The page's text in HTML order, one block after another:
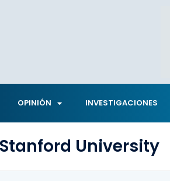
OPINIÓN INVESTIGACIONES
Stanford University